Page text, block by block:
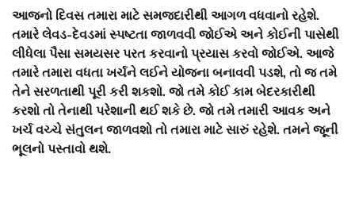
આજનો દિવસ તમારા માટે સમજદારીથી આગળ વધવાનો રહેશે.
તમારે લેવડ-દેવડમાં સ્પષ્ટતા જાળવવી જોઈએ અને કોઈની પાસેથી
લીધેલા પૈસા સમયસર પરત કરવાનો પ્રયાસ કરવો જોઈએ. આજે
તમારે તમારા વધતા ખર્ચને લઈને યોજના બનાવવી પડશે, તો જ તમે
તેને સરળતાથી પૂરી કરી શકશો. જો તમે કોઈ કામ બેદરકારીથી
કરશો તો તેનાથી પરેશાની થઈ શકે છે. જો તમે તમારી આવક અને
ખર્ચ વચ્ચે સંતુલન જાળવશો તો તમારા માટે સારું રહેશે. તમને જૂની
ભૂલનો પસ્તાવો થશે.